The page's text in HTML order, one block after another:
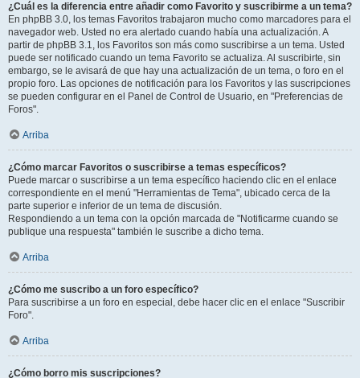
¿Cuál es la diferencia entre añadir como Favorito y suscribirme a un tema?
En phpBB 3.0, los temas Favoritos trabajaron mucho como marcadores para el
navegador web. Usted no era alertado cuando había una actualización. A
partir de phpBB 3.1, los Favoritos son más como suscribirse a un tema. Usted
puede ser notificado cuando un tema Favorito se actualiza. Al suscribirte, sin
embargo, se le avisará de que hay una actualización de un tema, o foro en el
propio foro. Las opciones de notificación para los Favoritos y las suscripciones
se pueden configurar en el Panel de Control de Usuario, en "Preferencias de
Foros".
Arriba
¿Cómo marcar Favoritos o suscribirse a temas específicos?
Puede marcar o suscribirse a un tema específico haciendo clic en el enlace
correspondiente en el menú "Herramientas de Tema", ubicado cerca de la
parte superior e inferior de un tema de discusión.
Respondiendo a un tema con la opción marcada de "Notificarme cuando se
publique una respuesta" también le suscribe a dicho tema.
Arriba
¿Cómo me suscribo a un foro específico?
Para suscribirse a un foro en especial, debe hacer clic en el enlace "Suscribir
Foro".
Arriba
¿Cómo borro mis suscripciones?